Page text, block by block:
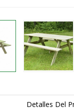
Detalles Del